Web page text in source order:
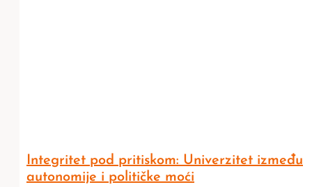
Integritet pod pritiskom: Univerzitet između
autonomije i političke moći